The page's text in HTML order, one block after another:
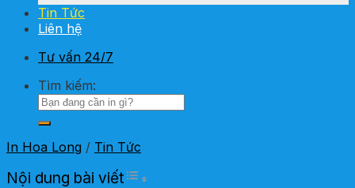
Tin Tức
Liên hệ
Tư vấn 24/7
Tìm kiếm:
In Hoa Long / Tin Tức
Nội dung bài viết Toggle Table of Content